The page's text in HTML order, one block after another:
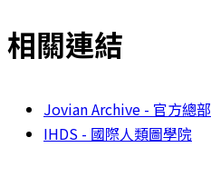
相關連結
Jovian Archive - 官方總部
IHDS - 國際人類圖學院